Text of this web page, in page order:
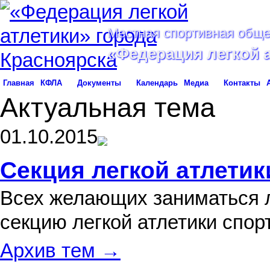
Местная спортивная
«Федерация легкой
Главная КФЛА Документы Календарь Медиа Контакты
Актуальная тема
01.10.2015
Секция легкой
Всех желающих заниматься
секцию легкой атлетики
Архив тем →